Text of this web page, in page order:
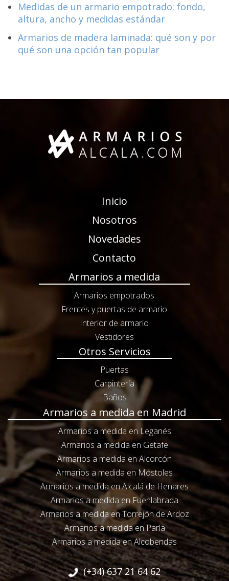
Medidas de un armario empotrado: fondo,
altura, ancho y medidas estándar
Armarios de madera laminada: qué son y por
qué son una opción tan popular
Inicio
Nosotros
Novedades
Contacto
Armarios a medida
Armarios empotrados
Frentes y puertas de armario
Interior de armario
Vestidores
Otros Servicios
Puertas
Carpintería
Baños
Armarios a medida en Madrid
Armarios a medida en Leganés
Armarios a medida en Getafe
Armarios a medida en Alcorcón
Armarios a medida en Móstoles
Armarios a medida en Alcalá de Henares
Armarios a medida en Fuenlabrada
Armarios a medida en Torrejón de Ardoz
Armarios a medida en Parla
Armarios a medida en Alcobendas
(+34) 637 21 64 62